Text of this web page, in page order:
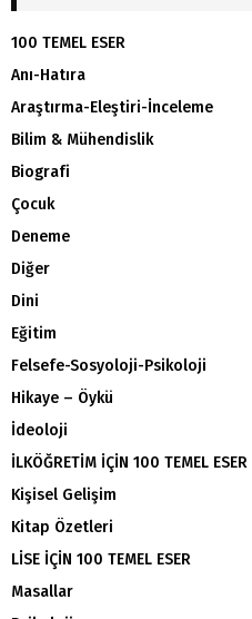
100 TEMEL ESER
Anı-Hatıra
Araştırma-Eleştiri-İnceleme
Bilim & Mühendislik
Biografi
Çocuk
Deneme
Diğer
Dini
Eğitim
Felsefe-Sosyoloji-Psikoloji
Hikaye – Öykü
İdeoloji
İLKÖĞRETİM İÇİN 100 TEMEL ESER
Kişisel Gelişim
Kitap Özetleri
LİSE İÇİN 100 TEMEL ESER
Masallar